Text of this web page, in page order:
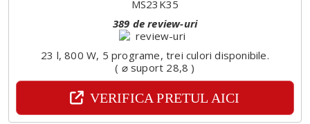
389 de review-uri
23 l, 800 W, 5 programe, trei culori disponibile.
( ⌀ suport 28,8 )
VERIFICA PRETUL AICI